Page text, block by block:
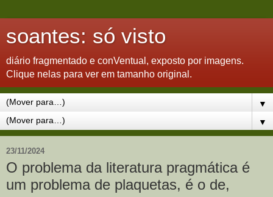
soantes: só visto
diário fragmentado e conVentual, exposto por imagens.
Clique nelas para ver em tamanho original.
▼
▼
23/11/2024
O problema da literatura pragmática é
um problema de plaquetas, é o de,